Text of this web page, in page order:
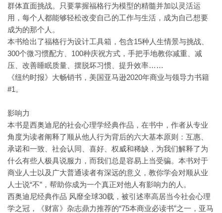
群体直面挑战。只要掌握福格行为模型的精髓并加以灵活运
用，每个人都能够轻松改变自己的工作与生活，成为自己想要
成为的那个人。
本书给出了福格行为设计工具箱，包含15种人生情景与挑战、
300个微习惯配方、100种庆祝方式，手把手地教你减重、减
压、改善睡眠质量、摆脱坏习惯、提升效率……
《纽约时报》大畅销书，美国亚马逊2020年商业与领导力书籍
#1。
影响力
本书是西奥迪尼的社会心理学经典作品，在书中，作者从专业
角度为读者阐释了顺从他人行为背后的六大基本原则：互惠、
承诺和一致、社会认同、喜好、权威和稀缺，为我们解释了为
什么有些人极具说服力，而我们总是容易上当受骗。本书对于
商业人士以及广大普通读者有深远的意义，教你学会对顺从业
人士说“不”，帮助你成为一个真正对他人有影响力的人。
西奥迪尼经典作品 风靡全球30载，被引述率高居当今社会心理
学之冠，《财富》杂志鼎力推荐的“75本商业必读书”之一，亚马